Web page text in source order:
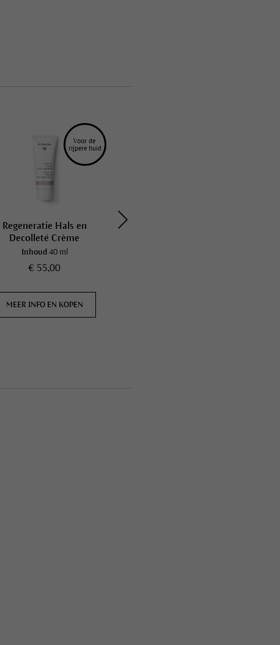
Voor de
rijpere huid
Regeneratie Hals en
Decolleté Crème
Inhoud 40 ml
€ 55,00
MEER INFO EN KOPEN